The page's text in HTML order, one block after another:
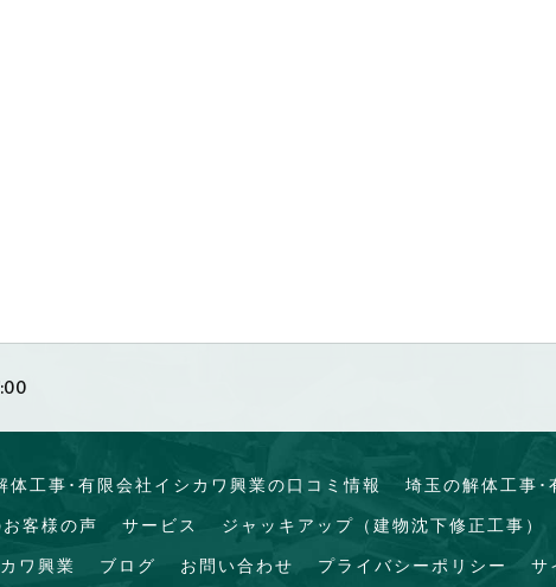
体工事･有限会社イシカワ興業の口コミ情報
埼玉の解体工事･
客様の声
サービス ジャッキアップ（建物沈下修正工事）
ワ興業
ブログ お問い合わせ プライバシーポリシー サ